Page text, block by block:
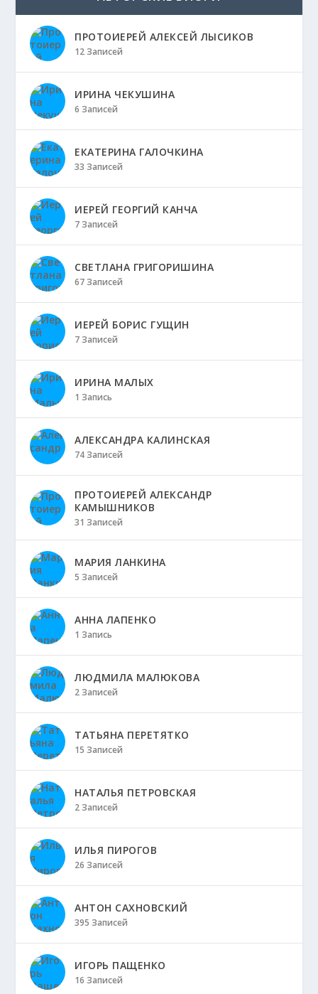
ПРОТОИЕРЕЙ АЛЕКСЕЙ ЛЫСИКОВ
12 Записей
ИРИНА ЧЕКУШИНА
6 Записей
ЕКАТЕРИНА ГАЛОЧКИНА
33 Записей
ИЕРЕЙ ГЕОРГИЙ КАНЧА
7 Записей
СВЕТЛАНА ГРИГОРИШИНА
67 Записей
ИЕРЕЙ БОРИС ГУЩИН
7 Записей
ИРИНА МАЛЫХ
1 Запись
АЛЕКСАНДРА КАЛИНСКАЯ
74 Записей
ПРОТОИЕРЕЙ АЛЕКСАНДР
КАМЫШНИКОВ
31 Записей
МАРИЯ ЛАНКИНА
5 Записей
АННА ЛАПЕНКО
1 Запись
ЛЮДМИЛА МАЛЮКОВА
2 Записей
ТАТЬЯНА ПЕРЕТЯТКО
15 Записей
НАТАЛЬЯ ПЕТРОВСКАЯ
2 Записей
ИЛЬЯ ПИРОГОВ
26 Записей
АНТОН САХНОВСКИЙ
395 Записей
ИГОРЬ ПАЩЕНКО
16 Записей